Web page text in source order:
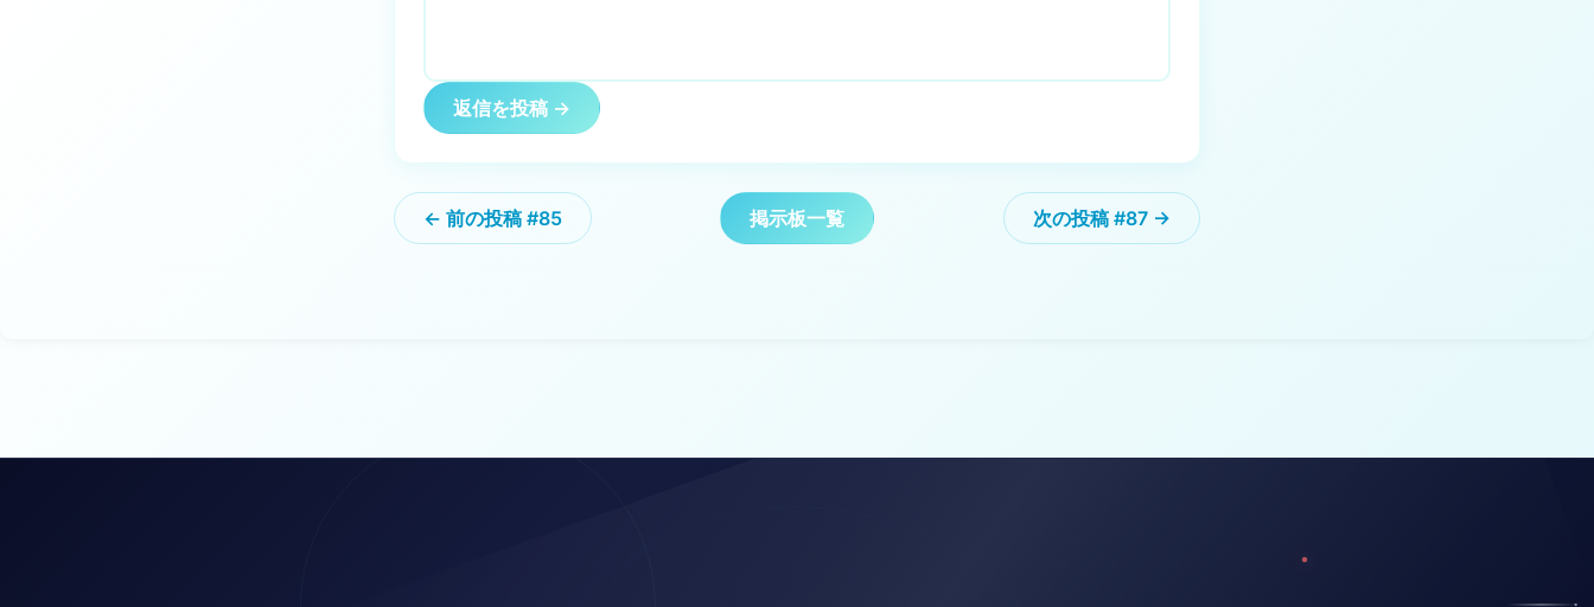
返信を投稿 →
← 前の投稿 #85 掲示板一覧 次の投稿 #87 →